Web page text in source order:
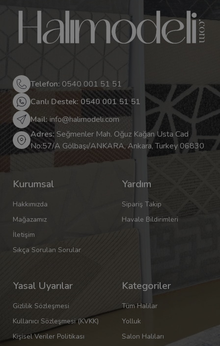
Telefon: 0540 001 51 51
Canlı Destek: 0540 001 51 51
Mail:info@halimodeli.com
Adres: Seğmenler Mah. Oğuz Kağan Usta Cad
No:57/A Gölbaşı/ANKARA, Ankara, Turkey 06830
Kurumsal
Hakkımızda
Mağazamız
İletişim
Sıkça Sorulan Sorular
Yardım
Sipariş Takip
Havale Bildirimleri
Yasal Uyarılar
Gizlilik Sözleşmesi
Kullanıcı Sözleşmesi (KVKK)
Kişisel Veriler Politikası
Kategoriler
Tüm Halılar
Yolluk
Salon Halıları